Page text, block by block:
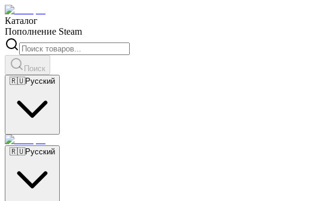
Каталог
Пополнение Steam
Поиск
🇷🇺Русский
🇷🇺Русский